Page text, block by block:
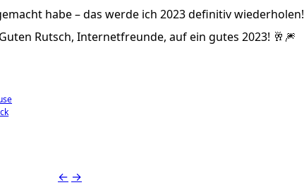
habe – das werde ich 2023 definitiv wiederholen!
Rutsch, Internetfreunde, auf ein gutes 2023! 🥂🎆
← →